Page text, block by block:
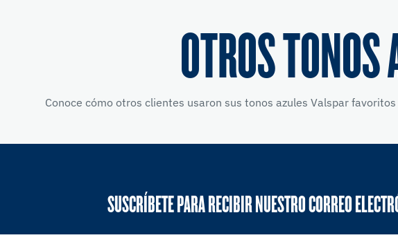
OTROS
Conoce cómo otros clientes usaron sus tonos azules Valspar
SUSCRÍBETE PARA RECIBIR NUESTRO CORREO